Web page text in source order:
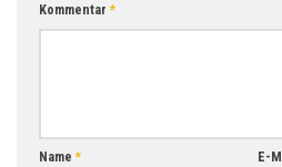
Kommentar*
Name* E-